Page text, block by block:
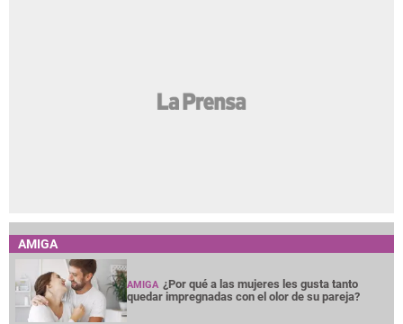
AMIGA
AMIGA ¿Por qué a las mujeres les gusta tanto
quedar impregnadas con el olor de su pareja?